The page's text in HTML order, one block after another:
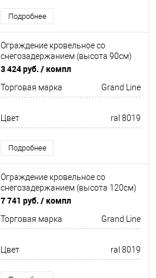
Подробнее
Ограждение кровельное со
снегозадержанием (высота 90см)
Optima Оцинков+порошковый окрас
3 424 руб. / компл
Торговая марка Grand Line
Цвет ral 8019
Подробнее
Ограждение кровельное со
снегозадержанием (высота 120см)
Оцинков+порошковый окрас
7 741 руб. / компл
Торговая марка Grand Line
Цвет ral 8019